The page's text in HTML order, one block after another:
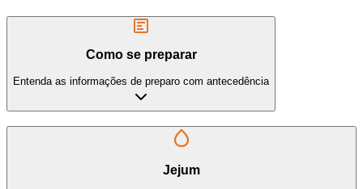
Como se preparar
Entenda as informações de preparo com antecedência
Jejum